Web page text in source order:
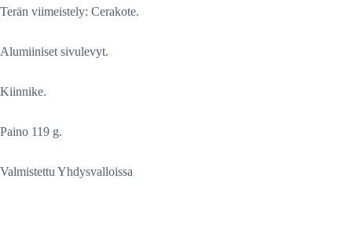
Terän viimeistely: Cerakote.
Alumiiniset sivulevyt.
Kiinnike.
Paino 119 g.
Valmistettu Yhdysvalloissa